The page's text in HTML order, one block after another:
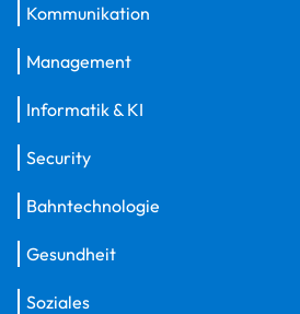
Kommunikation
Management
Informatik & KI
Security
Bahntechnologie
Gesundheit
Soziales